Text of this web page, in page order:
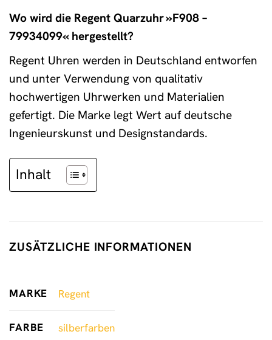
Wo wird die Regent Quarzuhr »F908 –
79934099« hergestellt?
Regent Uhren werden in Deutschland entworfen
und unter Verwendung von qualitativ
hochwertigen Uhrwerken und Materialien
gefertigt. Die Marke legt Wert auf deutsche
Ingenieurskunst und Designstandards.
Inhalt
ZUSÄTZLICHE INFORMATIONEN
MARKE Regent
FARBE silberfarben